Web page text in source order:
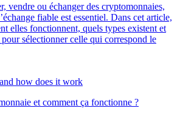
vendre ou échanger des cryptomonnaies,
fiable est essentiel. Dans cet article,
elles fonctionnent, quels types existent et
sélectionner celle qui correspond le
et comment ça fonctionne ?